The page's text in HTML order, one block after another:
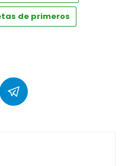
de primeros